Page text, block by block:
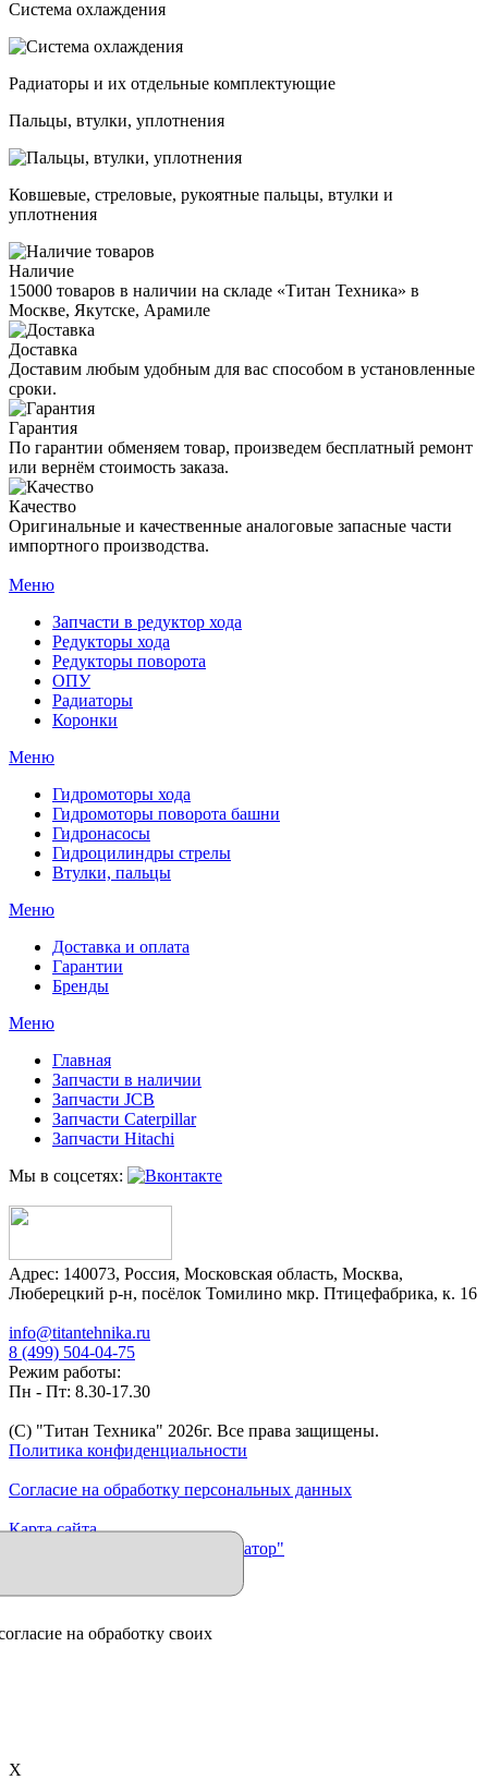
Система охлаждения
Радиаторы и их отдельные комплектующие
Пальцы, втулки, уплотнения
Ковшевые, стреловые, рукоятные пальцы, втулки и
уплотнения
Наличие
15000 товаров в наличии на складе «Титан Техника» в
Москве, Якутске, Арамиле
Доставка
Доставим любым удобным для вас способом в установленные
сроки.
Гарантия
По гарантии обменяем товар, произведем бесплатный ремонт
или вернём стоимость заказа.
Качество
Оригинальные и качественные аналоговые запасные части
импортного производства.
Меню
Запчасти в редуктор хода
Редукторы хода
Редукторы поворота
ОПУ
Радиаторы
Коронки
Меню
Гидромоторы хода
Гидромоторы поворота башни
Гидронасосы
Гидроцилиндры стрелы
Втулки, пальцы
Меню
Доставка и оплата
Гарантии
Бренды
Меню
Главная
Запчасти в наличии
Запчасти JCB
Запчасти Caterpillar
Запчасти Hitachi
Мы в соцсетях:
Адрес: 140073, Россия, Московская область, Москва,
Люберецкий р-н, посёлок Томилино мкр. Птицефабрика, к. 16
info@titantehnika.ru
8 (499) 504-04-75
Режим работы:
Пн - Пт: 8.30-17.30
(C) "Титан Техника" 2026г. Все права защищены.
Политика конфиденциальности
Согласие на обработку персональных данных
Карта сайта
Продвижение сайта "Иллюминатор"
на обработку своих
X